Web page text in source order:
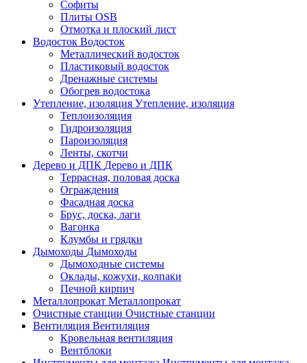
Софиты
Плиты OSB
Отмотка и плоский лист
Водосток Водосток
Металлический водосток
Пластиковый водосток
Дренажные системы
Обогрев водостока
Утепление, изоляция Утепление, изоляция
Теплоизоляция
Гидроизоляция
Пароизоляция
Ленты, скотчи
Дерево и ДПК Дерево и ДПК
Террасная, половая доска
Ограждения
Фасадная доска
Брус, доска, лаги
Вагонка
Клумбы и грядки
Дымоходы Дымоходы
Дымоходные системы
Оклады, кожухи, колпаки
Печной кирпич
Металлопрокат Металлопрокат
Очистные станции Очистные станции
Вентиляция Вентиляция
Кровельная вентиляция
Вентблоки